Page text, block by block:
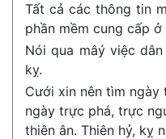
Tất cả các thông tin
phần mềm cung cấp ở
Nói qua mâý việc
kỵ.
Cưới xin nên tìm
ngày trực phá, trực
thiên ân. Thiên hỷ, kỵ